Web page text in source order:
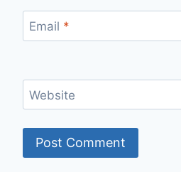
Email *
Website